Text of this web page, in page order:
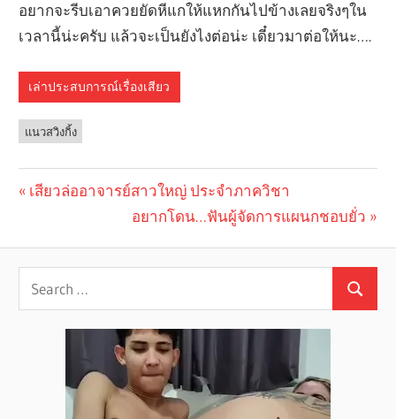
อยากจะรีบเอาควยยัดหีแกให้แหกกันไปข้างเลยจริงๆใน
เวลานี้น่ะครับ แล้วจะเป็นยังไงต่อน่ะ เดี๋ยวมาต่อให้นะ….
เล่าประสบการณ์เรื่องเสียว
แนวสวิงกิ้ง
navigation
Previous
เสียวล่ออาจารย์สาวใหญ่ ประจำภาควิชา
Next
อยากโดน…ฟันผู้จัดการแผนกชอบยั่ว